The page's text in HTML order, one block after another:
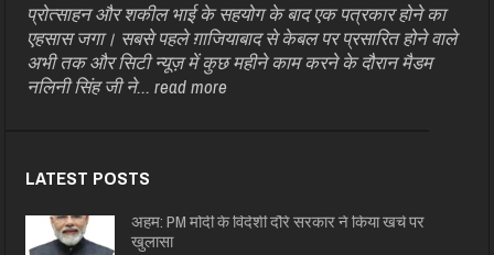
प्रोत्साहन और शकील भाई के सहयोग के बाद एक पत्रकार होने का
एहसास जगा। सबसे पहले ग़ाजियाबाद से केबल पर प्रसारित होने वाले
अभी तक और सिटी न्यूज़ में कुछ महीने काम करने के दौरान मैडम
नलिनी सिंह जी ने...read more
LATEST POSTS
अहम: PM मोदी के विदेशी दौरे सरकार ने किया खर्च पर
खुलासा